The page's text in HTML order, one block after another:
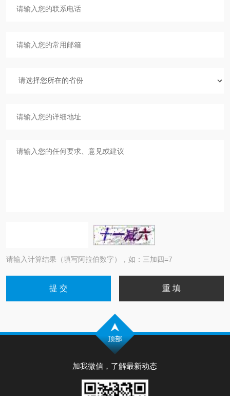
请输入计算结果（填写阿拉伯数字），如：三加四=7
加我微信，了解最新动态